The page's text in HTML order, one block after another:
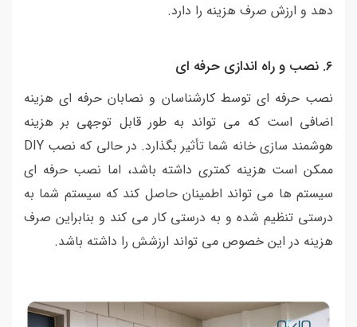
دهد و ارزش صرف هزینه را دارد.
6. نصب و راه اندازی حرفه ای
نصب حرفه ای توسط کارشناسان و نصابان حرفه ای هزینه
اضافی است که می تواند به طور قابل توجهی بر هزینه
هوشمند سازی خانه شما تأثیر بگذارد. در حالی که نصب DIY
ممکن است هزینه کمتری داشته باشد، اما نصب حرفه ای
سیستم ها می تواند اطمینان حاصل کند که سیستم شما به
درستی تنظیم شده و به درستی کار می کند و بنابراین صرف
هزینه در این خصوص می تواند ارزشش را داشته باشد.